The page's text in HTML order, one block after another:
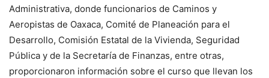
Administrativa, donde funcionarios de Caminos y
Aeropistas de Oaxaca, Comité de Planeación para el
Desarrollo, Comisión Estatal de la Vivienda, Seguridad
Pública y de la Secretaría de Finanzas, entre otras,
proporcionaron información sobre el curso que llevan los